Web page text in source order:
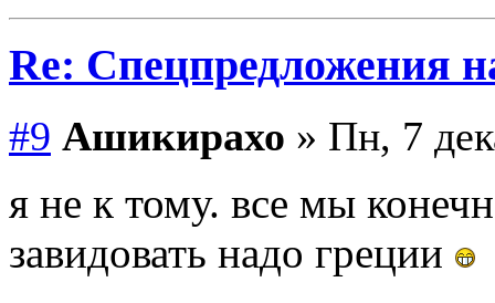
Re: Спецпредложения
#9 Ашикирахо » Пн, 7
я не к тому. все мы
завидовать надо греции